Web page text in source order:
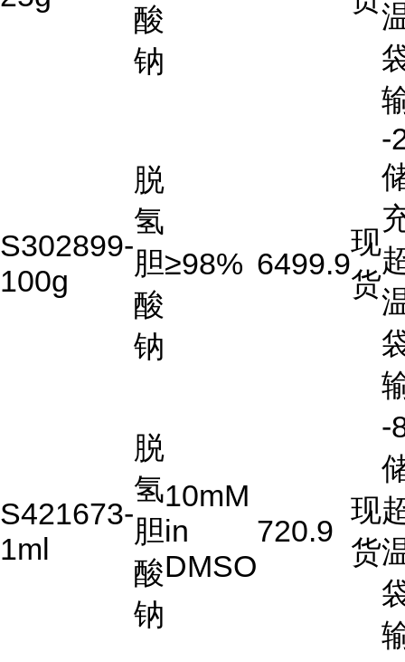
酸
钠
S302899-
100g
脱
氢
胆
酸
钠
≥98% 6499.9
现
货
-
S421673-
1ml
脱
氢
胆
酸
钠
10mM
in
DMSO
720.9
现
货
-